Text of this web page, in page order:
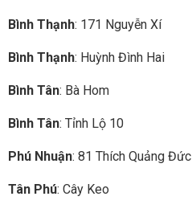
Bình Thạnh: 171 Nguyễn Xí
Bình Thạnh: Huỳnh Đình Hai
Bình Tân: Bà Hom
Bình Tân: Tỉnh Lộ 10
Phú Nhuận: 81 Thích Quảng Đức
Tân Phú: Cây Keo